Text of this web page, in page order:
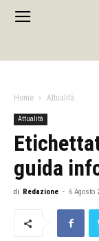
Home Attualità
Attualità
guida
di Redazione - 6 Agosto